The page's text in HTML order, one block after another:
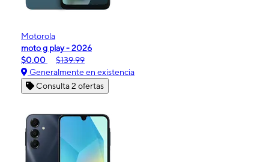
Motorola
moto g play - 2026
$0.00
$139.99
Generalmente en existencia
Consulta 2 ofertas